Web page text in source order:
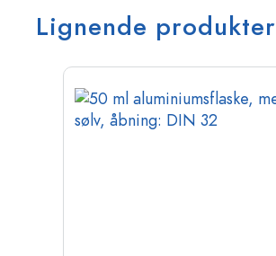
Lignende produkter